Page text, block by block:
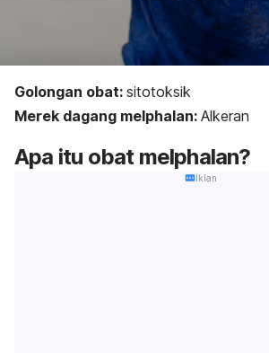
Golongan obat: sitotoksik
Merek dagang melphalan: Alkeran
Apa itu obat melphalan?
Iklan